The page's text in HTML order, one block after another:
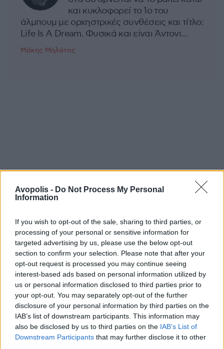
Avopolis - Do Not Process My Personal
Information
If you wish to opt-out of the sale, sharing to third parties, or
processing of your personal or sensitive information for
targeted advertising by us, please use the below opt-out
section to confirm your selection. Please note that after your
opt-out request is processed you may continue seeing
interest-based ads based on personal information utilized by
us or personal information disclosed to third parties prior to
your opt-out. You may separately opt-out of the further
disclosure of your personal information by third parties on the
IAB’s list of downstream participants. This information may
also be disclosed by us to third parties on the IAB’s List of
Downstream Participants that may further disclose it to other
και κυκλοφορεί το 1ο του
άλμπουμ με ορχηστρικές συνθέσεις και τίτλο:
Life Is A Dream. Φυσικά και είναι Άντονι...
Μάκης Μηλάτος